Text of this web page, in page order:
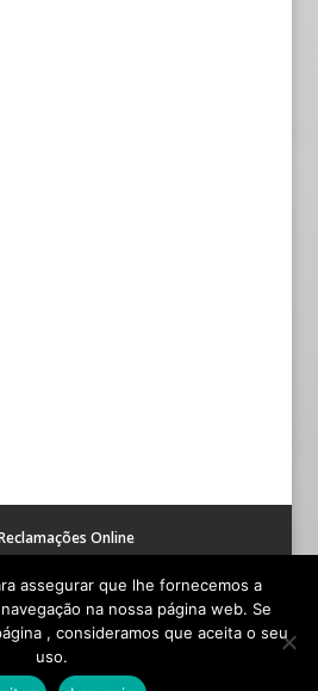
Online
Todos os Direitos Reservados |
assegurar que lhe fornecemos a
na nossa página web. Se
, consideramos que aceita o seu
uso.